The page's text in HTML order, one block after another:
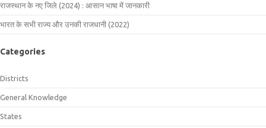
राजस्थान के नए जिले (2024) : आसान भाषा में जानकारी
भारत के सभी राज्य और उनकी राजधानी (2022)
Categories
Districts
General Knowledge
States